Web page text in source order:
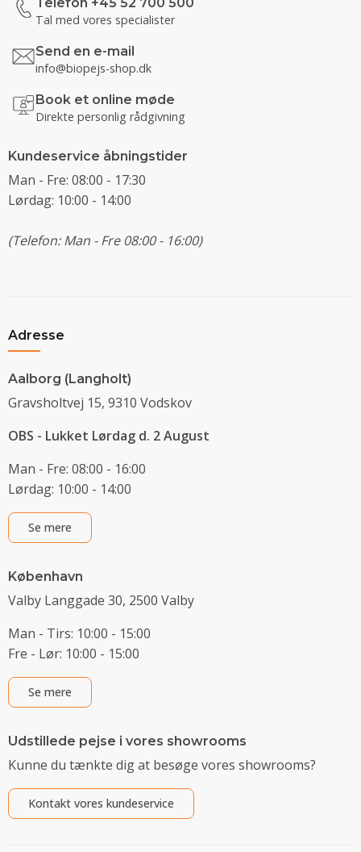
Tal med vores specialister
Send en e-mail
info@biopejs-shop.dk
Book et online møde
Direkte personlig rådgivning
Kundeservice åbningstider
Man - Fre: 08:00 - 17:30
Lørdag: 10:00 - 14:00
(Telefon: Man - Fre 08:00 - 16:00)
Adresse
Aalborg (Langholt)
Gravsholtvej 15, 9310 Vodskov
OBS - Lukket Lørdag d. 2 August
Man - Fre: 08:00 - 16:00
Lørdag: 10:00 - 14:00
Se mere
København
Valby Langgade 30, 2500 Valby
Man - Tirs: 10:00 - 15:00
Fre - Lør: 10:00 - 15:00
Se mere
Udstillede pejse i vores showrooms
Kunne du tænkte dig at besøge vores showrooms?
Kontakt vores kundeservice